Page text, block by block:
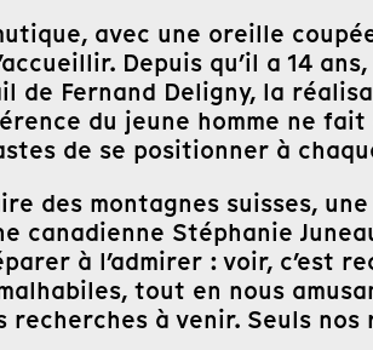
avec une oreille
Depuis qu’il a 14
de Fernand Deligny, la
du jeune homme ne
de se positionner à
des montagnes suisses,
canadienne Stéphanie
à l’admirer : voir, c’est
tout en nous
recherches à venir. Seuls